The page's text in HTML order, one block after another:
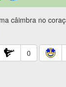
câimbra no
0